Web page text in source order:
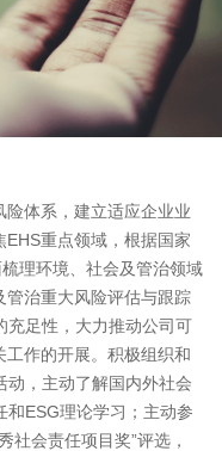
体系，建立适应企业业
重点领域，根据国家
理环境、社会及管治领域
治重大风险评估与跟踪
充足性，大力推动公司可
作的开展。积极组织和
动，主动了解国内外社会
和ESG理论学习；主动参
社会责任项目奖”评选，